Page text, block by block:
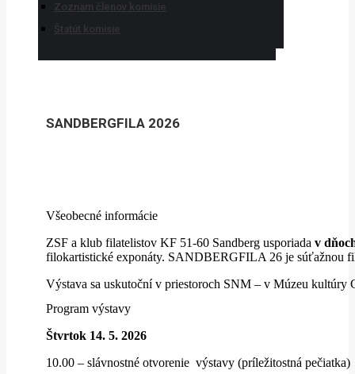
Zoznam členov komisie
Štatút komisie
SANDBERGFILA 2026
Všeobecné informácie
ZSF a klub filatelistov KF 51-60 Sandberg usporiada v
filokartistické exponáty. SANDBERGFILA 26 je súťažnou
Výstava sa uskutoční v priestoroch SNM – v Múzeu
Program výstavy
Štvrtok 14. 5. 2026
10.00 – slávnostné otvorenie výstavy (príležitostná pečiatka)